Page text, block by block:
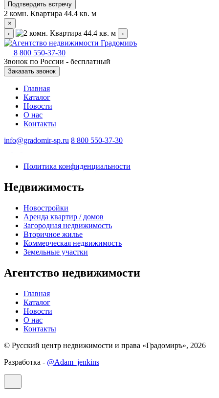
Подтвердить встречу
2 комн. Квартира 44.4 кв. м
×
‹
›
8 800 550-37-30
Звонок по России - бесплатный
Заказать звонок
Главная
Каталог
Новости
О нас
Контакты
info@gradomir-sp.ru 8 800 550-37-30
Политика конфиденциальности
Недвижимость
Новостройки
Аренда квартир / домов
Загородная недвижимость
Вторичное жилье
Коммерческая недвижимость
Земельные участки
Агентство недвижимости
Главная
Каталог
Новости
О нас
Контакты
© Русский центр недвижимости и права «Градомиръ», 2026
Разработка - @Adam_jenkins